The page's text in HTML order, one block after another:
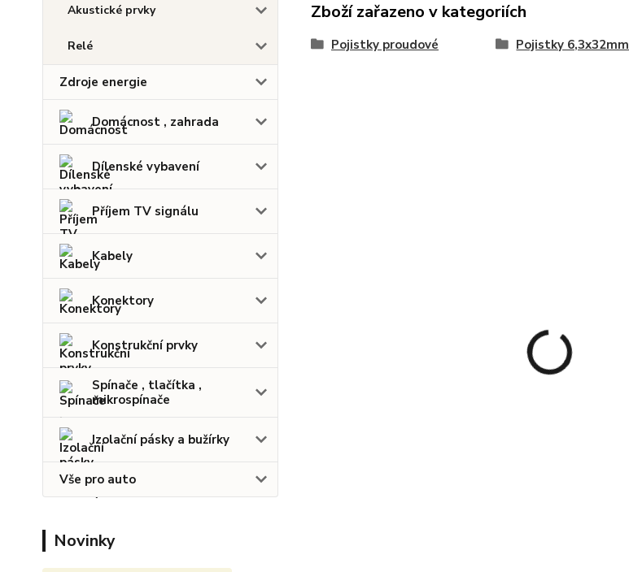
Akustické prvky
Relé
Zdroje energie
Domácnost , zahrada
Dílenské vybavení
Příjem TV signálu
Kabely
Konektory
Konstrukční prvky
Spínače , tlačítka ,
mikrospínače
Izolační pásky a bužírky
Vše pro auto
Novinky
Zboží zařazeno v kategoriích
Pojistky proudové Pojistky 6,3x32mm